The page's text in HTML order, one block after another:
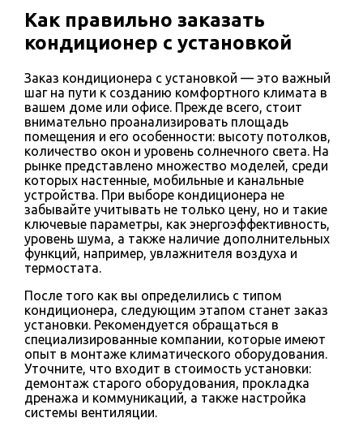
Как правильно заказать
кондиционер с установкой
Заказ кондиционера с установкой — это важный
шаг на пути к созданию комфортного климата в
вашем доме или офисе. Прежде всего, стоит
внимательно проанализировать площадь
помещения и его особенности: высоту потолков,
количество окон и уровень солнечного света. На
рынке представлено множество моделей, среди
которых настенные, мобильные и канальные
устройства. При выборе кондиционера не
забывайте учитывать не только цену, но и такие
ключевые параметры, как энергоэффективность,
уровень шума, а также наличие дополнительных
функций, например, увлажнителя воздуха и
термостата.
После того как вы определились с типом
кондиционера, следующим этапом станет заказ
установки. Рекомендуется обращаться в
специализированные компании, которые имеют
опыт в монтаже климатического оборудования.
Уточните, что входит в стоимость установки:
демонтаж старого оборудования, прокладка
дренажа и коммуникаций, а также настройка
системы вентиляции.